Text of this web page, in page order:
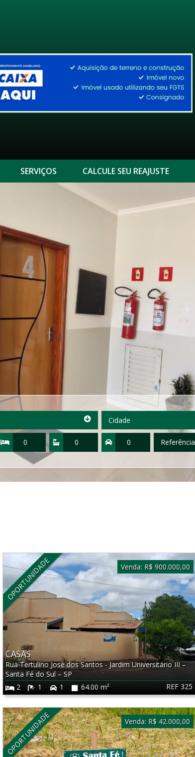
SERVIÇOS CALCULE SEU REAJUSTE
Cidade
Cidade
Quartos Suítes Vagas Referência
OPORTUNIDADE
REF 325
CASAS
Rua Tertulino José dos Santos - Jardim Universitário III –
Santa Fé do Sul –SP
2
1 1 64.00 m²
Venda: R$ 900.000,00
OPORTUNIDADE Venda: R$ 42.000,00